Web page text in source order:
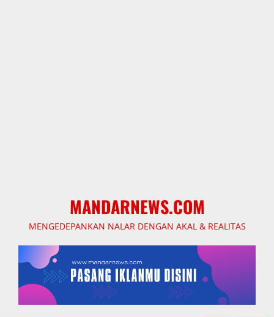
MANDARNEWS.COM
MENGEDEPANKAN NALAR DENGAN AKAL & REALITAS